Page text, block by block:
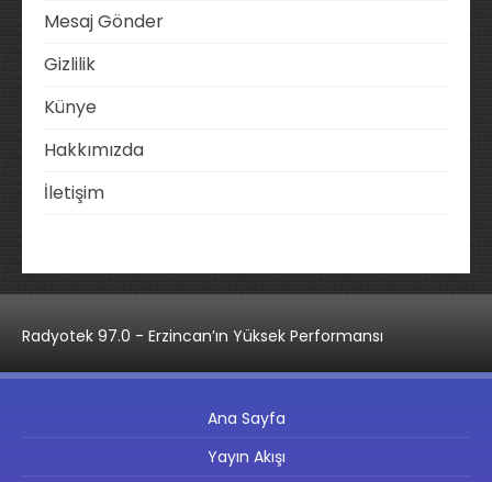
Mesaj Gönder
Gizlilik
Künye
Hakkımızda
İletişim
Radyotek 97.0 - Erzincan’ın Yüksek Performansı
Ana Sayfa
Yayın Akışı